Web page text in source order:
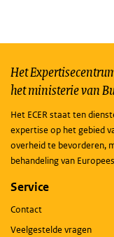
Het
het ministerie van
Het ECER staat ten
expertise op het gebied
overheid te bevorderen,
behandeling van
Service
Contact
Veelgestelde vragen